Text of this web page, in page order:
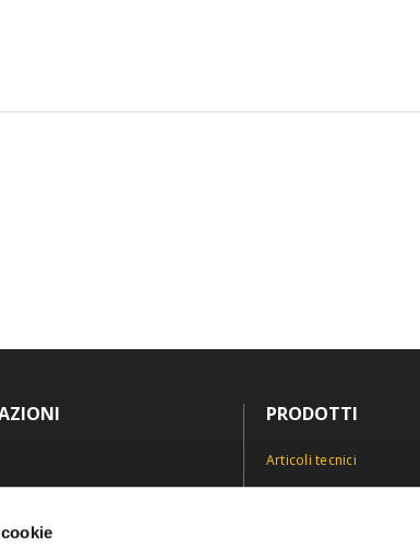
PRODOTTI
Articoli tecnici
Antinfortunistica